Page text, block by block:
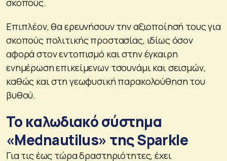
Επιπλέον, θα ερευνήσουν την αξιοποίησή τους για
σκοπούς πολιτικής προστασίας, ιδίως όσον
αφορά στον εντοπισμό και στην έγκαιρη
ενημέρωση επικείμενων τσουνάμι και σεισμών,
καθώς και στη γεωφυσική παρακολούθηση του
βυθού.
Το καλωδιακό σύστημα
«Mednautilus» της Sparkle
Για τις έως τώρα δραστηριότητες, έχει